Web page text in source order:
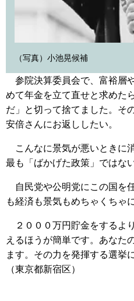
（写真）小池晃候補
参院決算委員会で、富裕層
めて年金を立て直せと求めた
だ」と切って捨てました。そ
安倍さんにお返ししたい。
こんなに景気が悪いときに
最も「ばかげた政策」ではな
自民党や公明党にこの国を
も経済も景気もめちゃくちゃ
２０００万円貯金をするよ
えるほうが簡単です。あなた
ます。その力を発揮する選挙
（東京都新宿区）